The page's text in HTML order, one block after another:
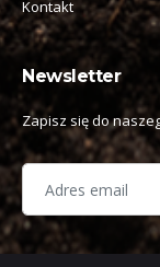
Kontakt
Newsletter
Zapisz się do